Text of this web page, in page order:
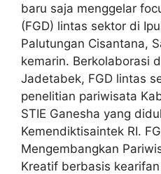
baru saja menggelar
(FGD) lintas sektor di
Palutungan Cisantana,
kemarin. Berkolaborasi
Jadetabek, FGD lintas
penelitian pariwisata
STIE Ganesha yang
Kemendiktisaintek RI.
Mengembangkan
Kreatif berbasis